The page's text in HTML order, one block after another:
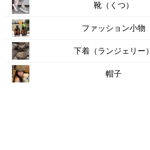
靴（くつ）
ファッション小物
下着（ランジェリー）
帽子